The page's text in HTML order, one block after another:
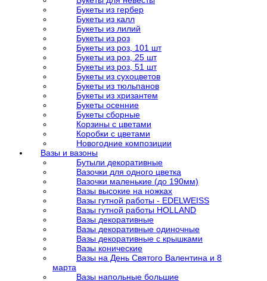
Букеты из гербер
Букеты из калл
Букеты из лилий
Букеты из роз
Букеты из роз, 101 шт
Букеты из роз, 25 шт
Букеты из роз, 51 шт
Букеты из сухоцветов
Букеты из тюльпанов
Букеты из хризантем
Букеты осенние
Букеты сборные
Корзины с цветами
Коробки с цветами
Новогодние композиции
Вазы и вазоны
Бутыли декоративные
Вазочки для одного цветка
Вазочки маленькие (до 190мм)
Вазы высокие на ножках
Вазы гутной работы - EDELWEISS
Вазы гутной работы HOLLAND
Вазы декоративные
Вазы декоративные одиночные
Вазы декоративные с крышками
Вазы конические
Вазы на День Святого Валентина и 8
марта
Вазы напольные большие